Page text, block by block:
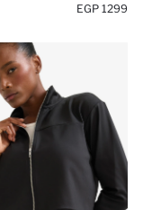
1299 EGP